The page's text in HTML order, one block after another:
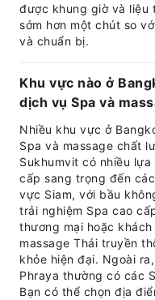
được khung giờ và liệu
sớm hơn một chút so
và chuẩn bị.
Khu vực nào ở
dịch vụ Spa và
Nhiều khu vực ở
Spa và massage chất
Sukhumvit có nhiều
cấp sang trọng đến
vực Siam, với bầu
trải nghiệm Spa cao
thương mại hoặc
massage Thái truyền
khỏe hiện đại. Ngoài
Phraya thường có các
Bạn có thể chọn địa